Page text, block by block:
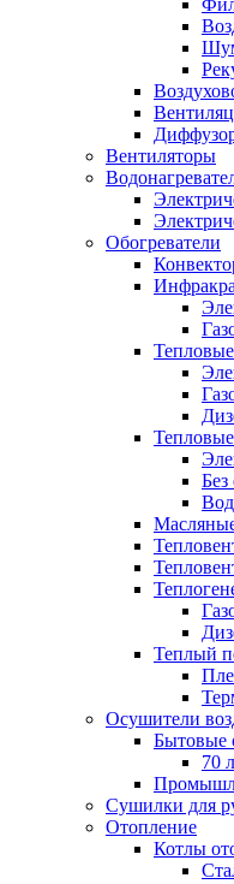
Вентиляторы
Обогреватели
Без
Теплый
Осушители
Бытовые
70
Сушилки для
Отопление
Котлы